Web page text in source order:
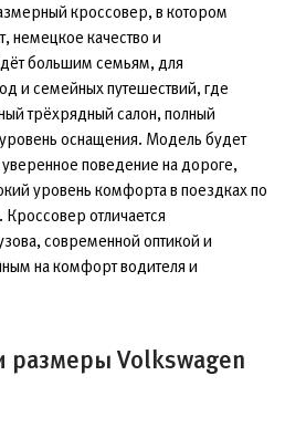
кроссовер, в котором
немецкое качество и
большим семьям, для
и семейных путешествий, где
трёхрядный салон, полный
оснащения. Модель будет
поведение на дороге,
уровень комфорта в поездках по
отличается
современной оптикой и
на комфорт водителя и
размеры Volkswagen